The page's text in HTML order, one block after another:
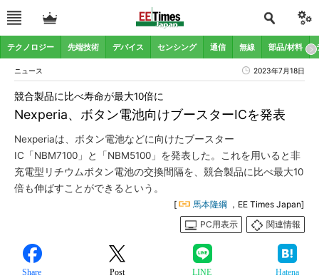
テクノロジー 先端技術 デバイス センシング 通信 無線 部品/材料
ニュース 2023年7月18日
Nexperia、ボタン電池向けブースターICを発表
競合製品に比べ寿命が最大10倍に
Nexperiaは、ボタン電池などに向けたブースター
IC「NBM7100」と「NBM5100」を発表した。これを用いると非
充電型リチウムボタン電池の交換間隔を、競合製品に比べ最大10
倍も伸ばすことができるという。
[ 馬本隆綱 ，EE Times Japan]
PC用表示
関連情報
Share Post LINE Hatena